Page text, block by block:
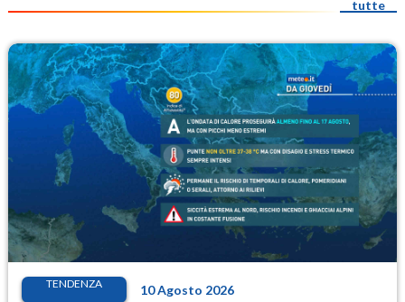
tutte
TENDENZA 10 Agosto 2026